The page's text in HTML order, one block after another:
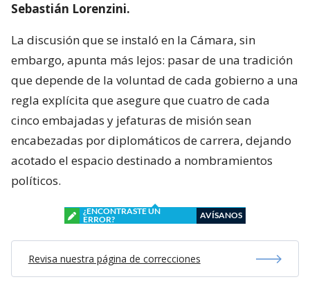
Sebastián Lorenzini.
La discusión que se instaló en la Cámara, sin
embargo, apunta más lejos: pasar de una tradición
que depende de la voluntad de cada gobierno a una
regla explícita que asegure que cuatro de cada
cinco embajadas y jefaturas de misión sean
encabezadas por diplomáticos de carrera, dejando
acotado el espacio destinado a nombramientos
políticos.
¿ENCONTRASTE UN
ERROR?
AVÍSANOS
Revisa nuestra página de correcciones